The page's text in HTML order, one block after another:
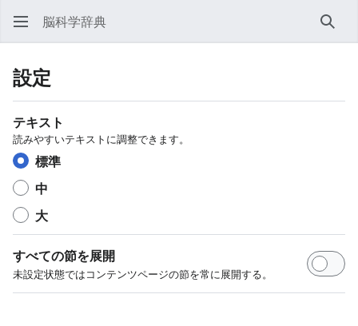
脳科学辞典 検索
設定
テキスト
読みやすいテキストに調整できます。
標準
中
大
すべての節を展開
未設定状態ではコンテンツページの節を常に展開する。